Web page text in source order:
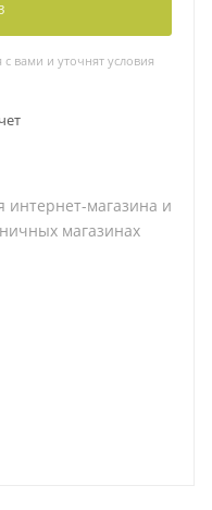
вами и уточнят условия
интернет-магазина и
магазинах